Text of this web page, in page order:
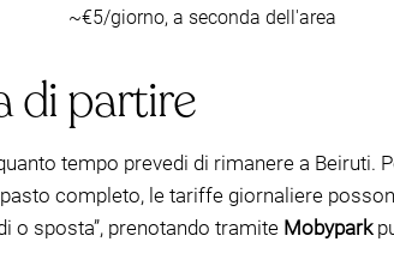
~€5/giorno, a seconda dell'area
di partire
tempo prevedi di rimanere a Beiruti.
completo, le tariffe giornaliere
o sposta”, prenotando tramite Mobypark